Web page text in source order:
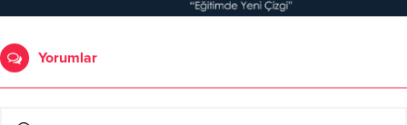
Yorumlar